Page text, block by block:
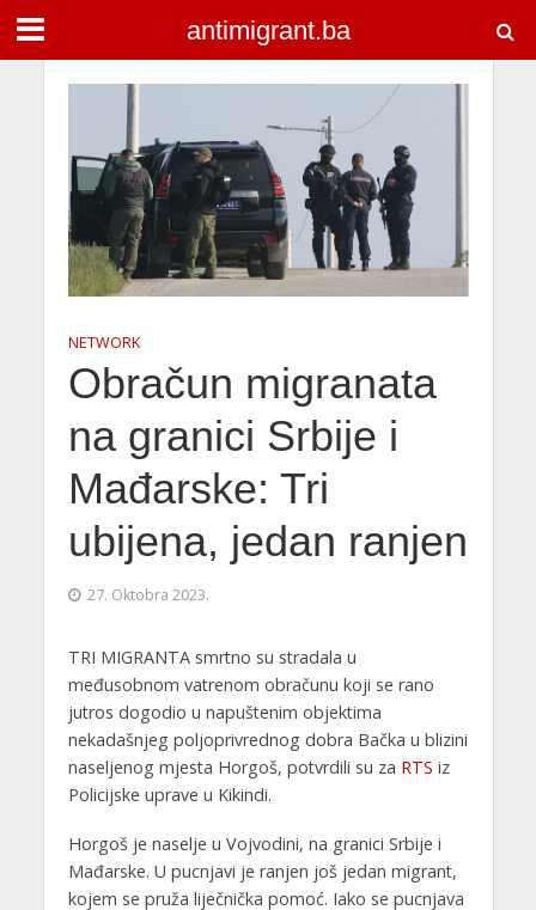
antimigrant.ba
NETWORK
Obračun migranata
na granici Srbije i
Mađarske: Tri
ubijena, jedan ranjen
27. Oktobra 2023.
TRI MIGRANTA smrtno su stradala u
međusobnom vatrenom obračunu koji se rano
jutros dogodio u napuštenim objektima
nekadašnjeg poljoprivrednog dobra Bačka u blizini
naseljenog mjesta Horgoš, potvrdili su za RTS iz
Policijske uprave u Kikindi.
Horgoš je naselje u Vojvodini, na granici Srbije i
Mađarske. U pucnjavi je ranjen još jedan migrant,
kojem se pruža liječnička pomoć. Iako se pucnjava